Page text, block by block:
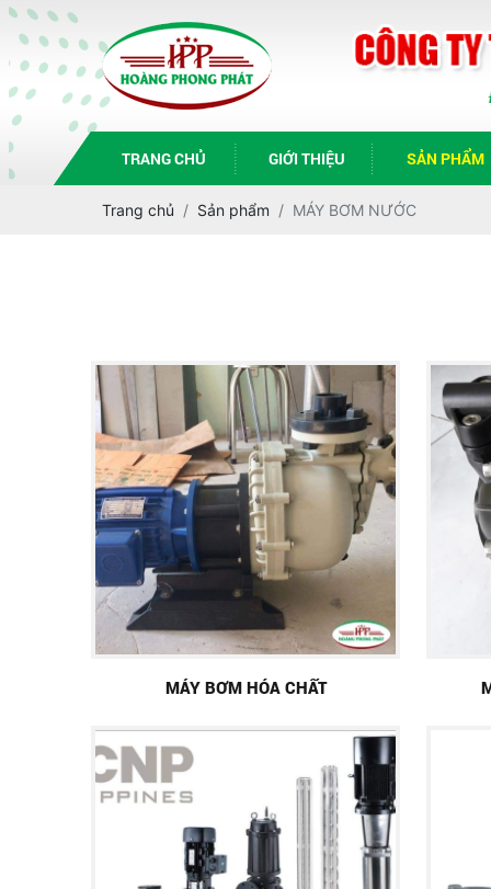
TRANG CHỦ GIỚI THIỆU SẢN PHẨM
Trang chủ Sản phẩm MÁY BƠM NƯỚC
MÁY BƠM HÓA CHẤT